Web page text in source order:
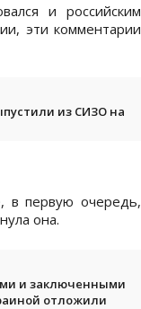
и российским
эти комментарии
из СИЗО на
в первую очередь,
она.
и заключенными
отложили